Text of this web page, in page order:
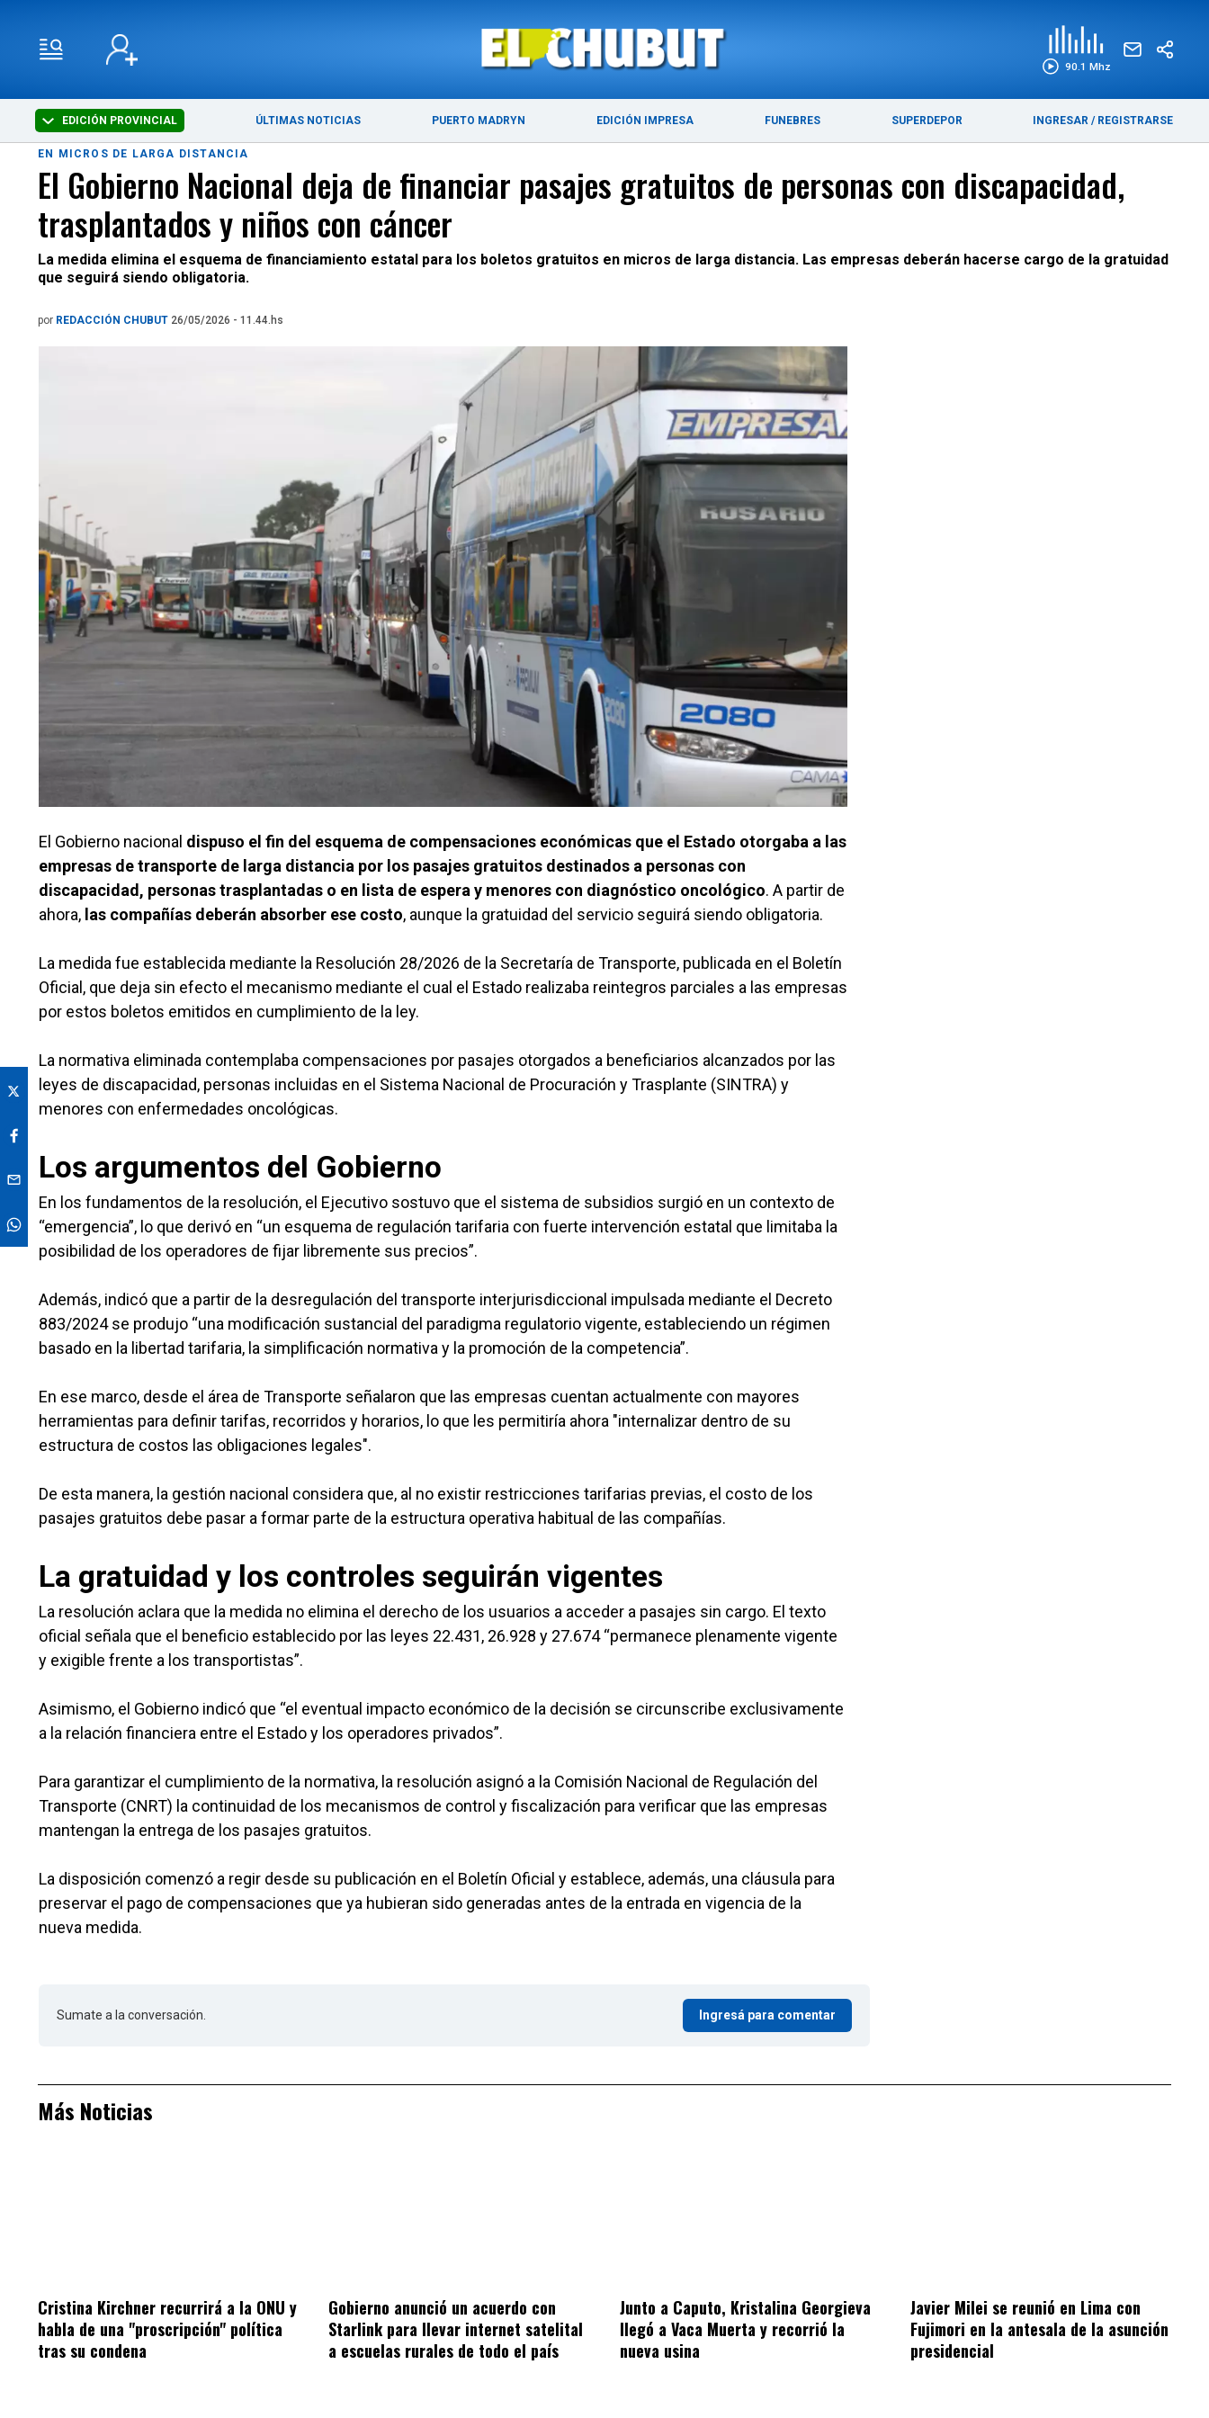
90.1 Mhz
EDICIÓN PROVINCIAL ÚLTIMAS NOTICIAS PUERTO MADRYN EDICIÓN IMPRESA FUNEBRES SUPERDEPOR INGRESAR / REGISTRARSE
ÚLTIMAS NOTICIAS PUERTO MADRYN
EN MICROS DE LARGA DISTANCIA
El Gobierno Nacional deja de financiar pasajes gratuitos de personas con discapacidad,
trasplantados y niños con cáncer
La medida elimina el esquema de financiamiento estatal para los boletos gratuitos en micros de larga distancia. Las empresas deberán hacerse cargo de la gratuidad
que seguirá siendo obligatoria.
por REDACCIÓN CHUBUT 26/05/2026 - 11.44.hs
El Gobierno nacional dispuso el fin del esquema de compensaciones económicas que el Estado otorgaba a las
empresas de transporte de larga distancia por los pasajes gratuitos destinados a personas con
discapacidad, personas trasplantadas o en lista de espera y menores con diagnóstico oncológico. A partir de
ahora, las compañías deberán absorber ese costo, aunque la gratuidad del servicio seguirá siendo obligatoria.
La medida fue establecida mediante la Resolución 28/2026 de la Secretaría de Transporte, publicada en el Boletín
Oficial, que deja sin efecto el mecanismo mediante el cual el Estado realizaba reintegros parciales a las empresas
por estos boletos emitidos en cumplimiento de la ley.
La normativa eliminada contemplaba compensaciones por pasajes otorgados a beneficiarios alcanzados por las
leyes de discapacidad, personas incluidas en el Sistema Nacional de Procuración y Trasplante (SINTRA) y
menores con enfermedades oncológicas.
Los argumentos del Gobierno
En los fundamentos de la resolución, el Ejecutivo sostuvo que el sistema de subsidios surgió en un contexto de
“emergencia”, lo que derivó en “un esquema de regulación tarifaria con fuerte intervención estatal que limitaba la
posibilidad de los operadores de fijar libremente sus precios”.
Además, indicó que a partir de la desregulación del transporte interjurisdiccional impulsada mediante el Decreto
883/2024 se produjo “una modificación sustancial del paradigma regulatorio vigente, estableciendo un régimen
basado en la libertad tarifaria, la simplificación normativa y la promoción de la competencia”.
En ese marco, desde el área de Transporte señalaron que las empresas cuentan actualmente con mayores
herramientas para definir tarifas, recorridos y horarios, lo que les permitiría ahora "internalizar dentro de su
estructura de costos las obligaciones legales".
De esta manera, la gestión nacional considera que, al no existir restricciones tarifarias previas, el costo de los
pasajes gratuitos debe pasar a formar parte de la estructura operativa habitual de las compañías.
La gratuidad y los controles seguirán vigentes
La resolución aclara que la medida no elimina el derecho de los usuarios a acceder a pasajes sin cargo. El texto
oficial señala que el beneficio establecido por las leyes 22.431, 26.928 y 27.674 “permanece plenamente vigente
y exigible frente a los transportistas”.
Asimismo, el Gobierno indicó que “el eventual impacto económico de la decisión se circunscribe exclusivamente
a la relación financiera entre el Estado y los operadores privados”.
Para garantizar el cumplimiento de la normativa, la resolución asignó a la Comisión Nacional de Regulación del
Transporte (CNRT) la continuidad de los mecanismos de control y fiscalización para verificar que las empresas
mantengan la entrega de los pasajes gratuitos.
La disposición comenzó a regir desde su publicación en el Boletín Oficial y establece, además, una cláusula para
preservar el pago de compensaciones que ya hubieran sido generadas antes de la entrada en vigencia de la
nueva medida.
Sumate a la conversación. Ingresá para comentar
Más Noticias
Cristina Kirchner recurrirá a la ONU y
habla de una "proscripción" política
tras su condena
Gobierno anunció un acuerdo con
Starlink para llevar internet satelital
a escuelas rurales de todo el país
Junto a Caputo, Kristalina Georgieva
llegó a Vaca Muerta y recorrió la
nueva usina
Javier Milei se reunió en Lima con
Fujimori en la antesala de la asunción
presidencial